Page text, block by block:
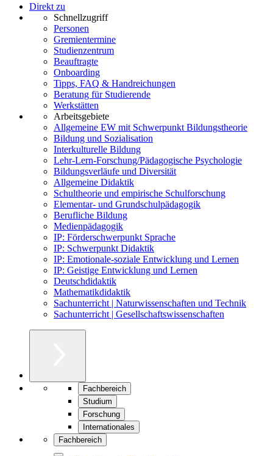
Direkt zu
Schnellzugriff
Personen
Gremientermine
Studienzentrum
Beauftragte
Onboarding
Tipps, FAQ & Handreichungen
Beratung für Studierende
Werkstätten
Arbeitsgebiete
Allgemeine EW mit Schwerpunkt Bildungstheorie
Bildung und Sozialisation
Interkulturelle Bildung
Lehr-Lern-Forschung/Pädagogische Psychologie
Bildungsverläufe und Diversität
Allgemeine Didaktik
Schultheorie und empirische Schulforschung
Elementar- und Grundschulpädagogik
Berufliche Bildung
Medienpädagogik
IP: Förderschwerpunkt Sprache
IP: Schwerpunkt Didaktik
IP: Emotionale-soziale Entwicklung und Lernen
IP: Geistige Entwicklung und Lernen
Deutschdidaktik
Mathematikdidaktik
Sachunterricht | Naturwissenschaften und Technik
Sachunterricht | Gesellschaftswissenschaften
Fachbereich
Studium
Forschung
Internationales
Fachbereich